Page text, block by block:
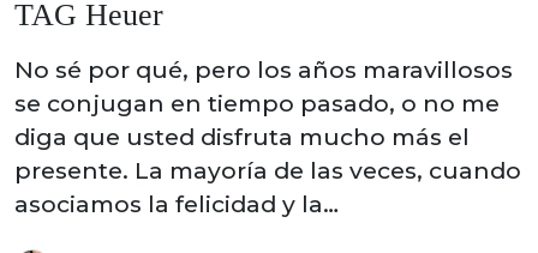
TAG Heuer
No sé por qué, pero los años maravillosos
se conjugan en tiempo pasado, o no me
diga que usted disfruta mucho más el
presente. La mayoría de las veces, cuando
asociamos la felicidad y la…